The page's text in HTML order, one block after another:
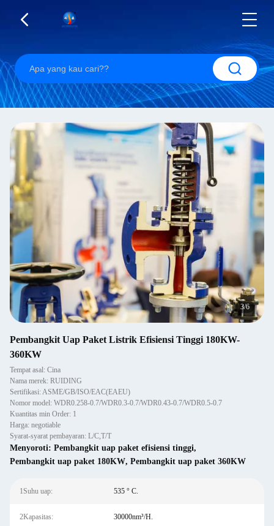
3/6
Pembangkit Uap Paket Listrik Efisiensi Tinggi 180KW-
360KW
Tempat asal: Cina
Nama merek: RUIDING
Sertifikasi: ASME/GB/ISO/EAC(EAEU)
Nomor model: WDR0.258-0.7/WDR0.3-0.7/WDR0.43-0.7/WDR0.5-0.7
Kuantitas min Order: 1
Harga: negotiable
Syarat-syarat pembayaran: L/C,T/T
Menyoroti: Pembangkit uap paket efisiensi tinggi,
Pembangkit uap paket 180KW, Pembangkit uap paket 360KW
1Suhu uap: 535 ° C.
2Kapasitas: 30000nm³/H.